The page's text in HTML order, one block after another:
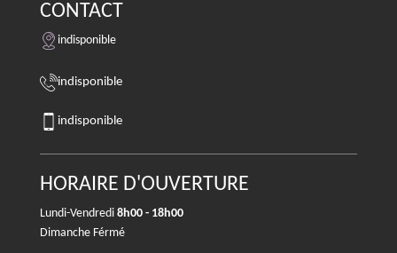
CONTACT
indisponible
indisponible
indisponible
HORAIRE D'OUVERTURE
Lundi-Vendredi 8h00 - 18h00
Dimanche Férmé